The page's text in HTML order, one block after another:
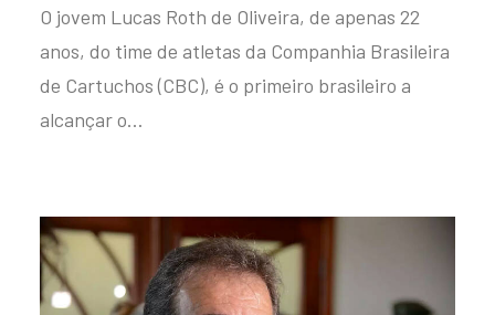
O jovem Lucas Roth de Oliveira, de apenas 22
anos, do time de atletas da Companhia Brasileira
de Cartuchos (CBC), é o primeiro brasileiro a
alcançar o…